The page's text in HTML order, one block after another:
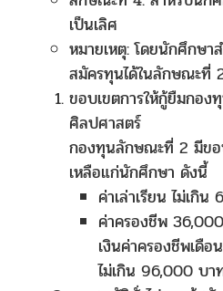
เป็นเลิศ
หมายเหตุ: โดยนักศึกษา
สมัครทุนได้ในลักษณะที่
ขอบเขตการให้กู้ยืมกอง
ศิลปศาสตร์
กองทุนลักษณะที่ 2 มีขอ
เหลือแก่นักศึกษา ดังนี้
ค่าเล่าเรียน ไม่เกิ
ค่าครองชีพ
เงินค่าครองชีพเดื
ไม่เกิน 96,000 บ